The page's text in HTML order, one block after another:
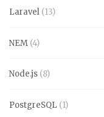
Laravel (13)
NEM (4)
Node.js (8)
PostgreSQL (1)